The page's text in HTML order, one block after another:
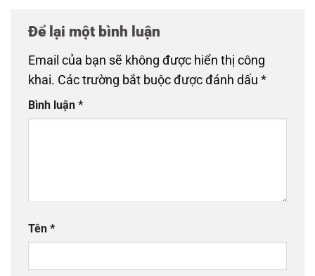
Để lại một bình luận
Email của bạn sẽ không được hiển thị công
khai. Các trường bắt buộc được đánh dấu *
Bình luận *
Tên *